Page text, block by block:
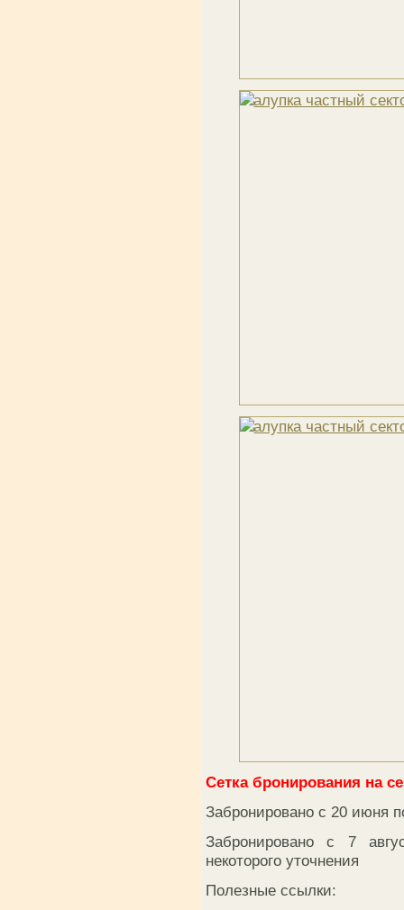
Сетка бронирования на
Забронировано с 20 июня
Забронировано с 7
некоторого уточнения
Полезные ссылки: